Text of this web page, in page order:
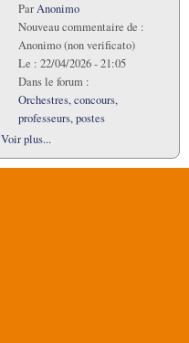
ParAnonimo
Nouveau commentaire de :
Anonimo (non verificato)
Le : 22/04/2026 - 21:05
Dans le forum :
Orchestres, concours,
professeurs, postes
Voir plus...